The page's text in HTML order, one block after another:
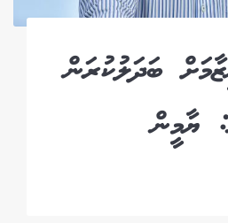
ބަދަލުކުރަން
ޔާމީން